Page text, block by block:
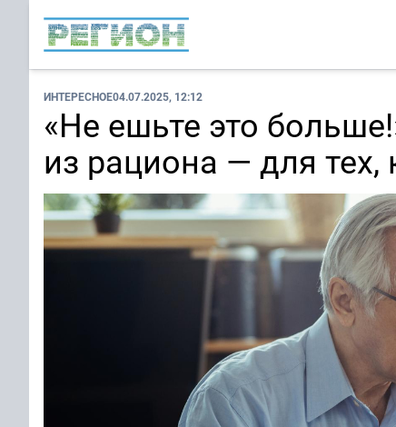
ИНТЕРЕСНОЕ04.07.2025, 12:12
«Не ешьте это
из рациона — для тех,